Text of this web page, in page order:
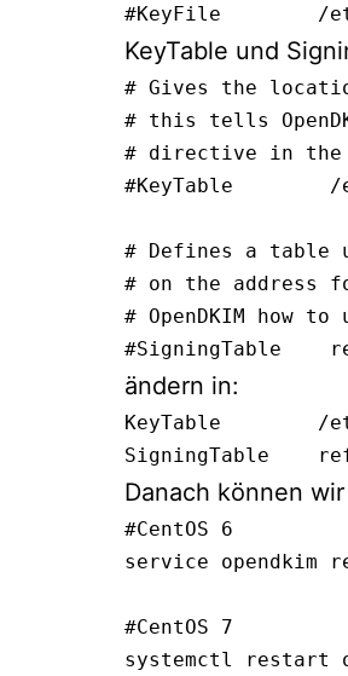
#KeyFile        /
KeyTable und
# Gives the
# this tells
# directive in the
#KeyTable        /
# Defines a table
# on the address
# OpenDKIM how
#SigningTable
ändern in:
KeyTable        /
SigningTable
Danach können
#CentOS 6
service opendkim
#CentOS 7
systemctl restart